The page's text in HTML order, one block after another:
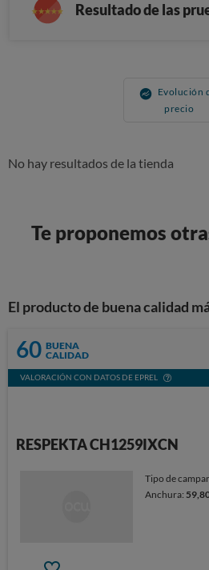
Resultado de las
Evolución
precio
No hay resultados de la tienda
Te proponemos
El producto de buena calidad
60 BUENA
CALIDAD
VALORACIÓN CON DATOS DE EPREL
RESPEKTA CH1259IXCN
Tipo de
Anchura: